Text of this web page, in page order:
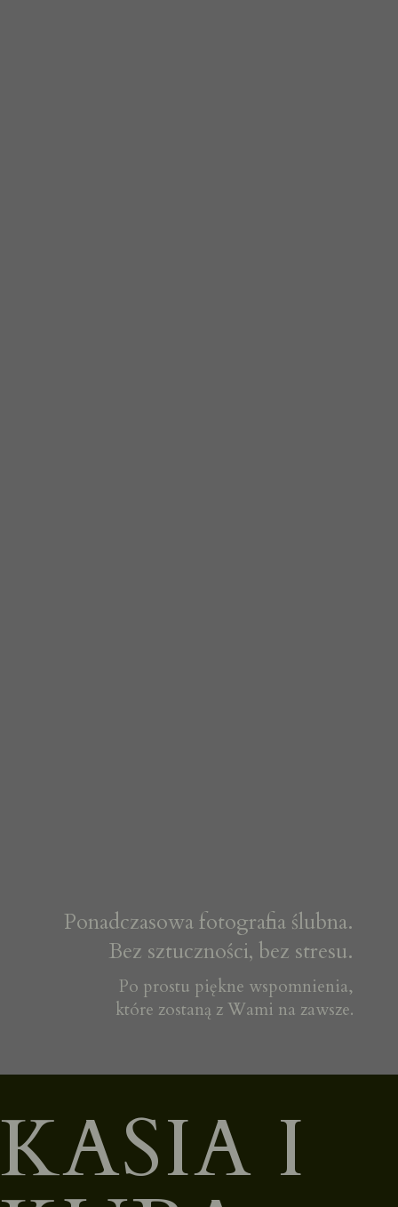
Ponadczasowa fotografia ślubna.
Bez sztuczności, bez stresu.
Po prostu piękne wspomnienia,
które zostaną z Wami na zawsze.
KASIA I